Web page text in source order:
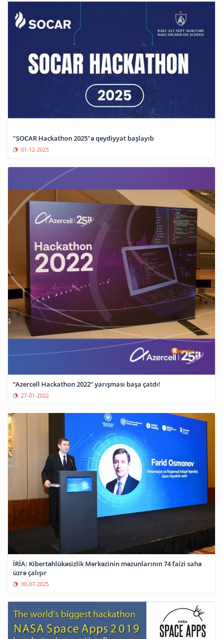
"SOCAR Hackathon 2025"ə qeydiyyat başlayıb
01-12-2025
“Azercell Hackathon 2022” yarışması başa çatdı!
27-01-2022
İRİA: Kibertəhlükəsizlik Mərkəzinin məzunlarının 74 faizi sahə
üzrə çalışır
30-07-2025